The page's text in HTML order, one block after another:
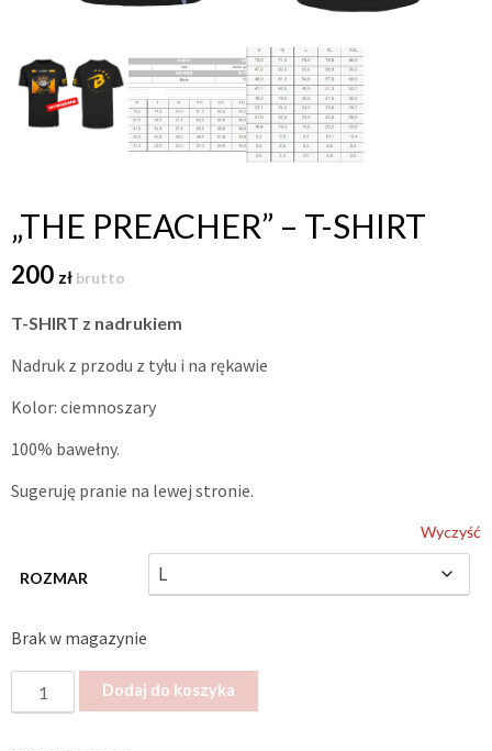
„THE PREACHER” – T-SHIRT
200 zł brutto
T-SHIRT z nadrukiem
Nadruk z przodu z tyłu i na rękawie
Kolor: ciemnoszary
100% bawełny.
Sugeruję pranie na lewej stronie.
ROZMAR
Wyczyść
Brak w magazynie
„The
Dodaj do koszyka